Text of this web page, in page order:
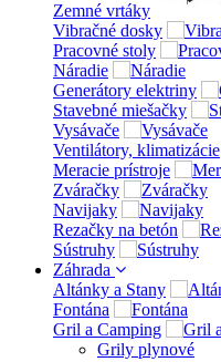
Zemné vrtáky
Vibračné dosky
Pracovné stoly
Náradie
Generátory elektriny
Stavebné miešačky
Vysávače
Ventilátory, klimatizácie
Meracie prístroje
Zváračky
Navijaky
Rezačky na betón
Sústruhy
Záhrada
Altánky a Stany
Fontána
Gril a Camping
Grily plynové